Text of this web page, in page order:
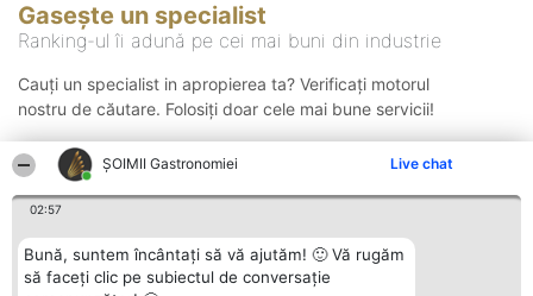
ȘOIMII Gastronomiei Live chat
02:57
Bună, suntem încântați să vă ajutăm! 🙂 Vă rugăm
să faceți clic pe subiectul de conversație
Gasește un specialist
Ranking-ul îi adună pe cei mai buni din industrie
Cauți un specialist in apropierea ta? Verificați motorul
nostru de căutare. Folosiți doar cele mai bune servicii!